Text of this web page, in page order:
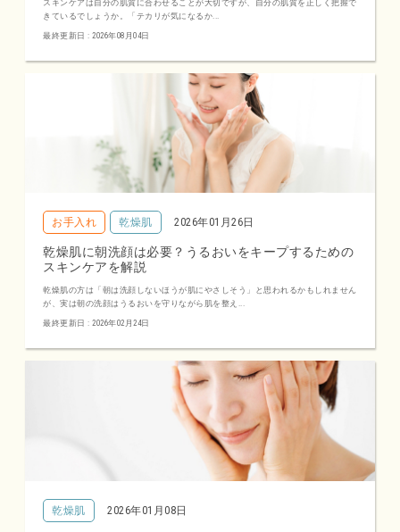
スキンケアは自分の肌質に合わせることが大切ですが、自分の肌質を正しく把握で
きているでしょうか。「テカリが気になるか...
最終更新日 : 2026年08月04日
お手入れ 乾燥肌 2026年01月26日
乾燥肌に朝洗顔は必要？うるおいをキープするための
スキンケアを解説
乾燥肌の方は「朝は洗顔しないほうが肌にやさしそう」と思われるかもしれません
が、実は朝の洗顔はうるおいを守りながら肌を整え...
最終更新日 : 2026年02月24日
乾燥肌 2026年01月08日